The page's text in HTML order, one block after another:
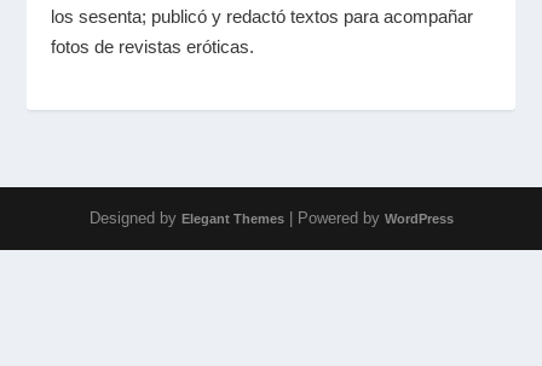
los sesenta; publicó y redactó textos para acompañar
fotos de revistas eróticas.
Designed by Elegant Themes| Powered by WordPress